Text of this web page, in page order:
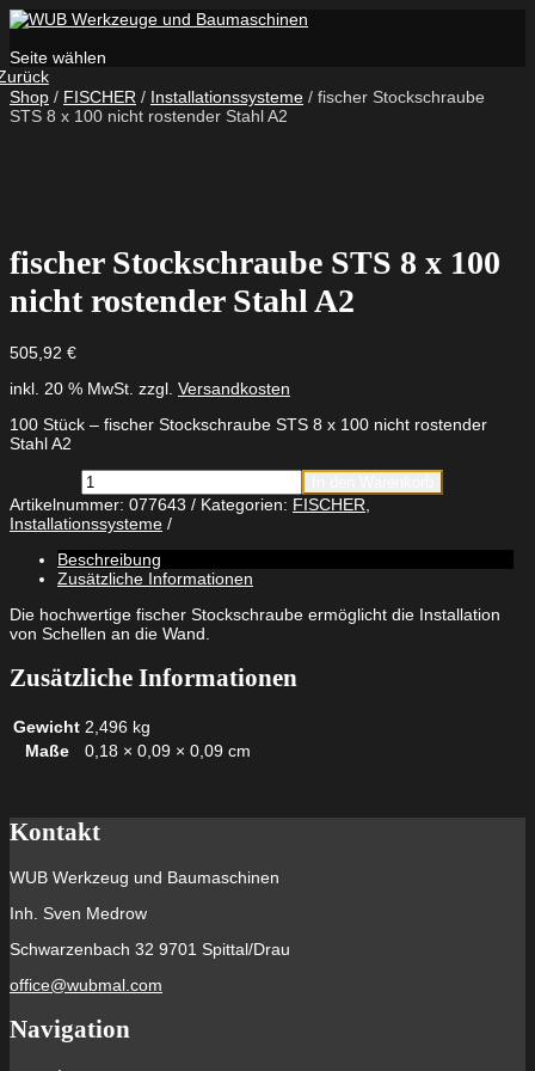
Seite wählen
Shop / FISCHER / Installationssysteme / fischer Stockschraube
STS 8 x 100 nicht rostender Stahl A2
fischer Stockschraube STS 8 x 100
nicht rostender Stahl A2
505,92 €
inkl. 20 % MwSt. zzgl. Versandkosten
100 Stück – fischer Stockschraube STS 8 x 100 nicht rostender
Stahl A2
fischer
Stockschraube
STS
8
x
100
nicht
rostender
Stahl
Menge
Artikelnummer: 077643 Kategorien: FISCHER
Installationssysteme
Beschreibung
Zusätzliche Informationen
Die hochwertige fischer Stockschraube ermöglicht die Installation
von Schellen an die Wand.
Zusätzliche Informationen
Gewicht 2,496 kg
Maße
0,18 × 0,09 × 0,09 cm
Kontakt
WUB Werkzeug und Baumaschinen
Inh. Sven Medrow
Schwarzenbach 32 9701 Spittal/Drau
office@wubmal.com
Navigation